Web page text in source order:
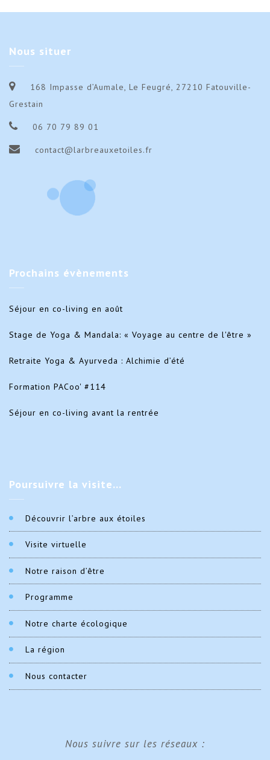
Nous situer
168 Impasse d’Aumale, Le Feugré, 27210 Fatouville-
Grestain
06 70 79 89 01
contact@larbreauxetoiles.fr
Prochains évènements
Séjour en co-living en août
Stage de Yoga & Mandala: « Voyage au centre de l'être »
Retraite Yoga & Ayurveda : Alchimie d’été
Formation PACoo' #114
Séjour en co-living avant la rentrée
Poursuivre la visite…
Découvrir l’arbre aux étoiles
Visite virtuelle
Notre raison d’être
Programme
Notre charte écologique
La région
Nous contacter
Nous suivre sur les réseaux :